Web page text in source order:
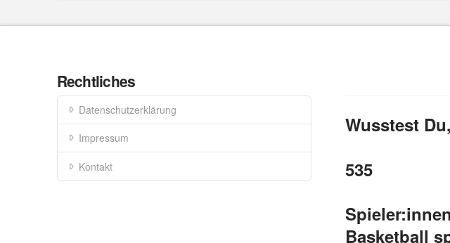
Rechtliches
Datenschutzerklärung
Impressum
Kontakt
Wusstest
535
Basketball